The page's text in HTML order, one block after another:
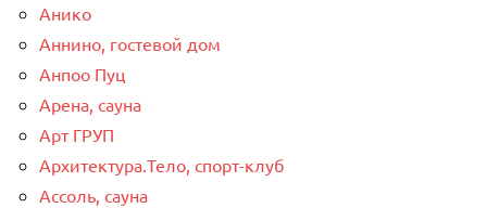
Анико
Аннино, гостевой дом
Анпоо Пуц
Арена, сауна
Арт ГРУП
Архитектура.Тело, спорт-клуб
Ассоль, сауна